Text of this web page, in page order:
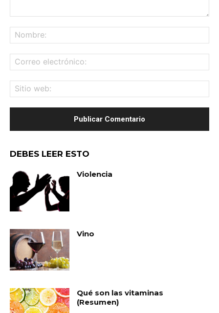
DEBES LEER ESTO
Violencia
Vino
Qué son las vitaminas
(Resumen)